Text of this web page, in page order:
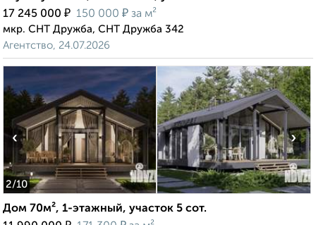
17 245 000 ₽ 150 000 ₽ за м²
мкр. СНТ Дружба, СНТ Дружба 342
Агентство, 24.07.2026
2/10
‹ ›
Дом 70м², 1-этажный, участок 5 сот.